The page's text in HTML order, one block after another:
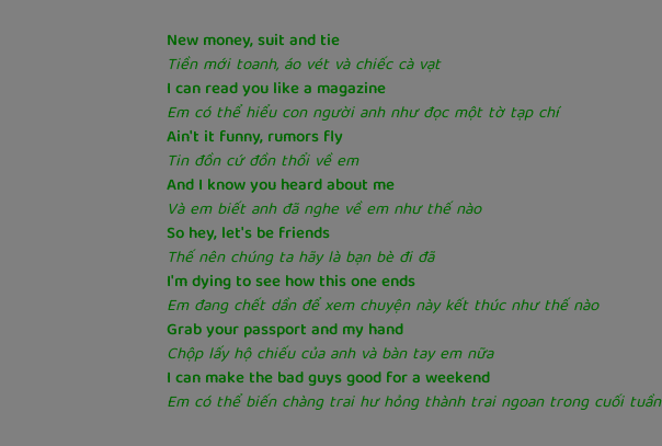
New money, suit and tie
Tiền mới toanh, áo vét và chiếc cà vạt
I can read you like a magazine
Em có thể hiểu con người anh như đọc một tờ tạp chí
Ain't it funny, rumors fly
Tin đồn cứ đồn thổi về em
And I know you heard about me
Và em biết anh đã nghe về em như thế nào
So hey, let's be friends
Thế nên chúng ta hãy là bạn bè đi đã
I'm dying to see how this one ends
Em đang chết dần để xem chuyện này kết thúc như thế nào
Grab your passport and my hand
Chộp lấy hộ chiếu của anh và bàn tay em nữa
I can make the bad guys good for a weekend
Em có thể biến chàng trai hư hỏng thành trai ngoan trong cuối tuần